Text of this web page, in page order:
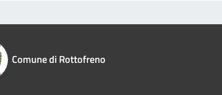
Comune di Rottofreno